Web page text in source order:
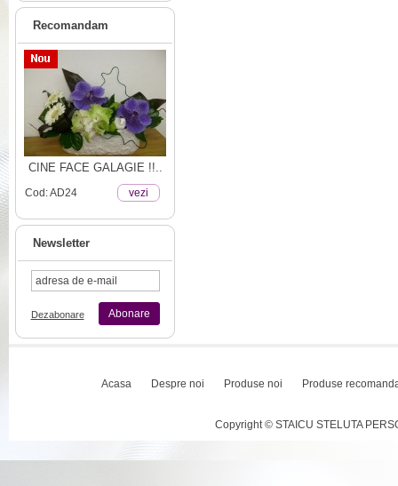
Recomandam
CINE FACE GALAGIE !!..
Cod: AD24 vezi
Newsletter
Abonare
Dezabonare
Acasa Despre noi Produse noi Produse
Copyright © STAICU STELUTA